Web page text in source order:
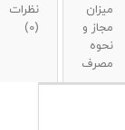
میزان
مجاز و
نحوه
مصرف
نظرات
(0)